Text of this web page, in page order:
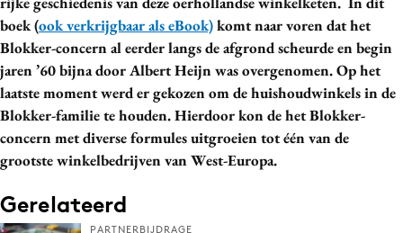
boek (ook verkrijgbaar als eBook)komt naar voren dat het
Blokker-concern al eerder langs de afgrond scheurde en begin
jaren ’60 bijna door Albert Heijn was overgenomen. Op het
laatste moment werd er gekozen om de huishoudwinkels in de
Blokker-familie te houden. Hierdoor kon de het Blokker-
concern met diverse formules uitgroeien tot één van de
grootste winkelbedrijven van West-Europa.
Gerelateerd
PARTNERBIJDRAGE